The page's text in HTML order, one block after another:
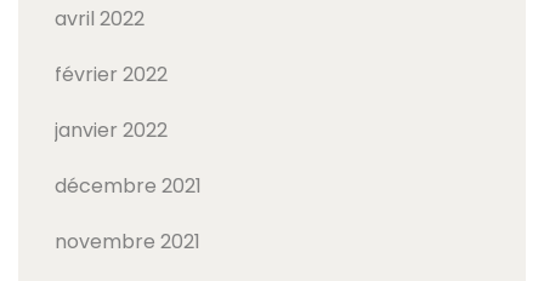
avril 2022
février 2022
janvier 2022
décembre 2021
novembre 2021